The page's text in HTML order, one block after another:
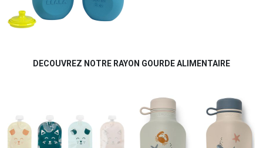
DECOUVREZ NOTRE RAYON GOURDE ALIMENTAIRE